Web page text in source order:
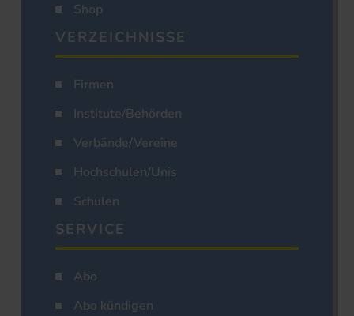
Shop
VERZEICHNISSE
Firmen
Institute/Behörden
Verbände/Vereine
Hochschulen/Unis
Schulen
SERVICE
Abo
Abo kündigen